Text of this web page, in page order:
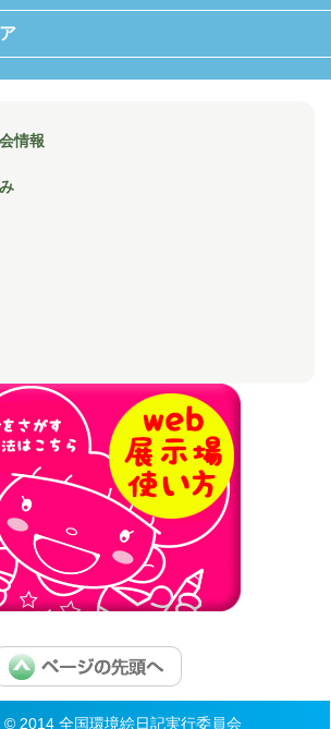
情報
2014 全国環境絵日記実行委員会